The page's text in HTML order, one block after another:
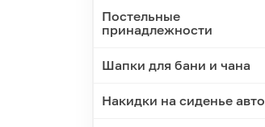
Постельные
принадлежности
Шапки для бани и чана
Накидки на сиденье авто